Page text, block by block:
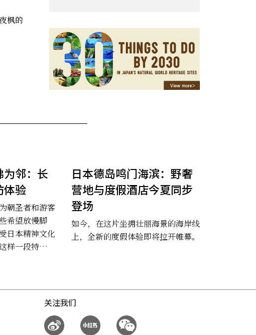
枫的
为邻：长
体验
朝圣者和游客
希望放慢脚
日本精神文化
样一段特别的
日本德岛鸣门海滨：野奢
营地与度假酒店今夏同步
登场
如今，在这片坐拥壮丽海景的海岸线
上，全新的度假体验即将拉开帷幕。
关注我们